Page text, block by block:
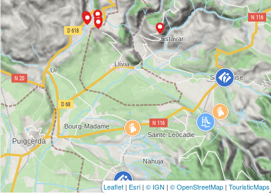
Leaflet | Esri | © IGN | © OpenStreetMap | TouristicMaps